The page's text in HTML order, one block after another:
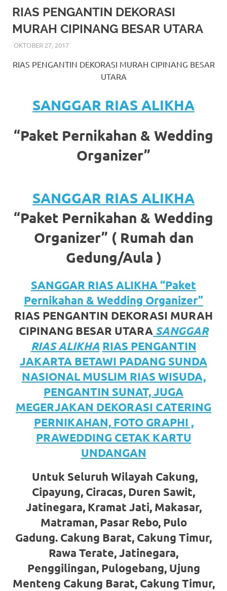
More
hints
rolex
replica.
website
https://www.watchesf.com.
more
about
https://www.watchesb.com.
these
guys
https://
comment
here
replica
watches.
replica
watches.
Hours
Online
replica
RIAS PENGANTIN DEKORASI
MURAH CIPINANG BESAR UTARA
OKTOBER 27, 2017RIASALIKHA
BEKASI
RIAS PENGANTIN
RIAS PENGANTIN DEKORASI MURAH CIPINANG BESAR
UTARA
SANGGAR RIAS ALIKHA
“Paket Pernikahan & Wedding
Organizer”
SANGGAR RIAS ALIKHA
“Paket Pernikahan & Wedding
Organizer” ( Rumah dan
Gedung/Aula )
SANGGAR RIAS ALIKHA “Paket
Pernikahan & Wedding Organizer”
RIAS PENGANTIN DEKORASI MURAH
CIPINANG BESAR UTARA SANGGAR
RIAS ALIKHA RIAS PENGANTIN
JAKARTA BETAWI PADANG SUNDA
NASIONAL MUSLIM RIAS WISUDA,
PENGANTIN SUNAT, JUGA
MEGERJAKAN DEKORASI CATERING
PERNIKAHAN, FOTO GRAPHI ,
PRAWEDDING CETAK KARTU
UNDANGAN
Untuk Seluruh Wilayah Cakung,
Cipayung, Ciracas, Duren Sawit,
Jatinegara, Kramat Jati, Makasar,
Matraman, Pasar Rebo, Pulo
Gadung. Cakung Barat, Cakung Timur,
Rawa Terate, Jatinegara,
Penggilingan, Pulogebang, Ujung
Menteng Cakung Barat, Cakung Timur,